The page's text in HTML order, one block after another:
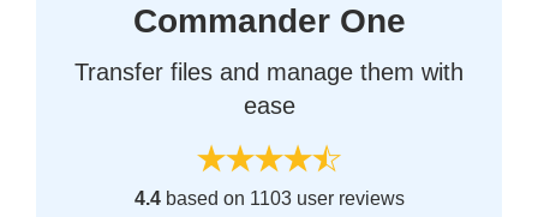
Commander One
Transfer files and manage them with
ease
4.4based on 1103 user reviews